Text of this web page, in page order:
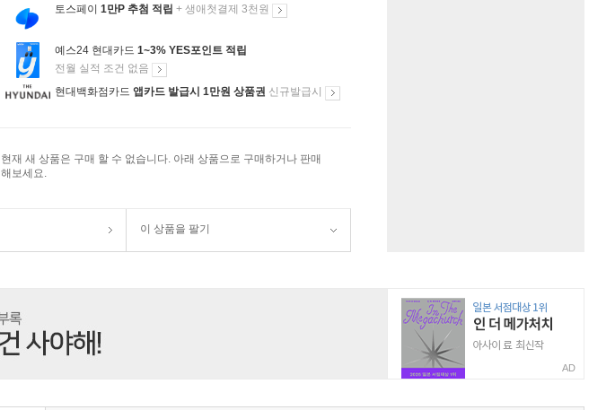
토스페이 1만P 추첨 적립 + 생애첫결제 3천원
예스24 현대카드 1~3% YES포인트 적립
전월 실적 조건 없음
현대백화점카드 앱카드 발급시 1만원 상품권 신규발급시
현재 새 상품은 구매 할 수 없습니다. 아래 상품으로 구매하거나 판매
해보세요.
이 상품을 팔기
AD